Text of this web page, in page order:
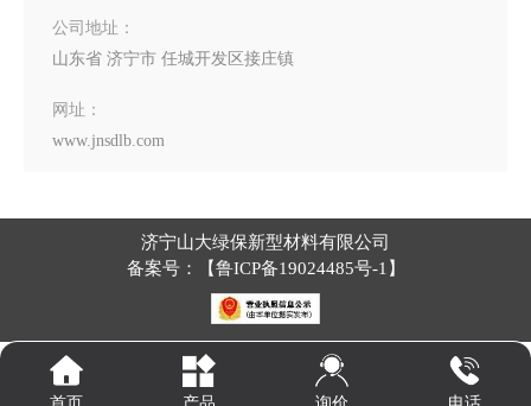
公司地址：
山东省 济宁市 任城开发区接庄镇
网址：
www.jnsdlb.com
济宁山大绿保新型材料有限公司
备案号：【鲁ICP备19024485号-1 】